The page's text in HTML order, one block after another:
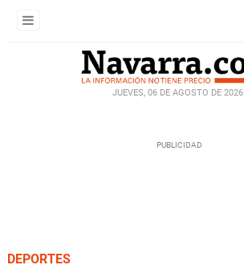
JUEVES, 06 DE AGOSTO DE 2026
DEPORTES